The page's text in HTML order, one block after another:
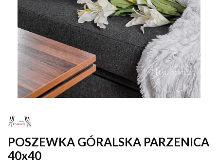
POSZEWKA GÓRALSKA PARZENICA
40x40